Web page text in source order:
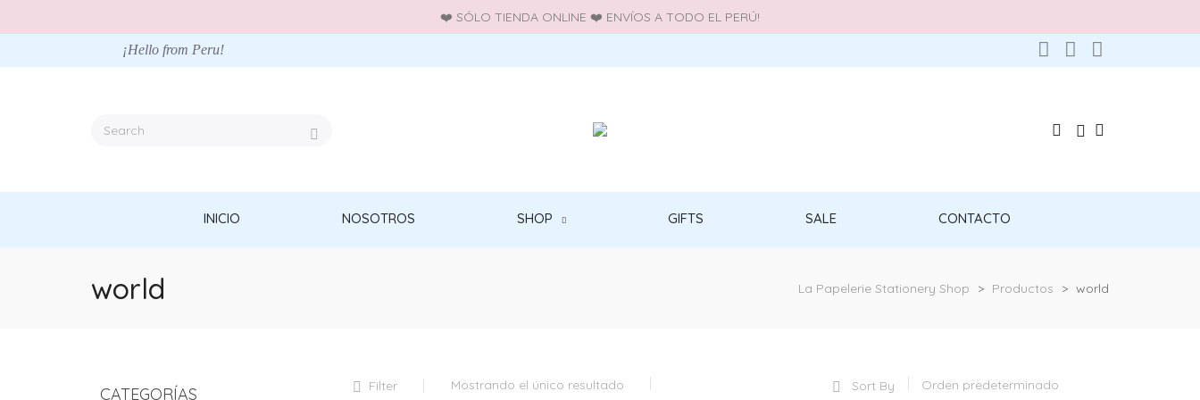
❤️ SÓLO TIENDA ONLINE ❤️ ENVÍOS A TODO EL PERÚ!
¡Hello from Peru!
INICIO NOSOTROS SHOP GIFTS SALE CONTACTO
world La Papelerie Stationery Shop > Productos > world
Filter Mostrando el único resultado Sort By
CATEGORÍAS